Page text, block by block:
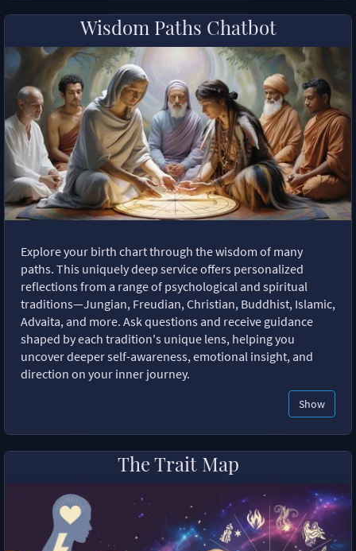
Wisdom Paths Chatbot
Explore your birth chart through the wisdom of many
paths. This uniquely deep service offers personalized
reflections from a range of psychological and spiritual
traditions—Jungian, Freudian, Christian, Buddhist, Islamic,
Advaita, and more. Ask questions and receive guidance
shaped by each tradition's unique lens, helping you
uncover deeper self-awareness, emotional insight, and
direction on your inner journey.
Show
The Trait Map